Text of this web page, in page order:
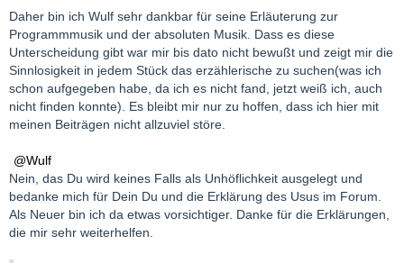
Daher bin ich Wulf sehr dankbar für seine Erläuterung zur
Programmmusik und der absoluten Musik. Dass es diese
Unterscheidung gibt war mir bis dato nicht bewußt und zeigt mir die
Sinnlosigkeit in jedem Stück das erzählerische zu suchen(was ich
schon aufgegeben habe, da ich es nicht fand, jetzt weiß ich, auch
nicht finden konnte). Es bleibt mir nur zu hoffen, dass ich hier mit
meinen Beiträgen nicht allzuviel störe.
Wulf
Nein, das Du wird keines Falls als Unhöflichkeit ausgelegt und
bedanke mich für Dein Du und die Erklärung des Usus im Forum.
Als Neuer bin ich da etwas vorsichtiger. Danke für die Erklärungen,
die mir sehr weiterhelfen.